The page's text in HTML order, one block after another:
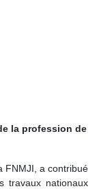
la profession de
FNMJI, a contribué
travaux nationaux